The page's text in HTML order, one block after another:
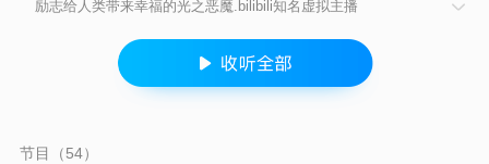
励志给人类带来幸福的光之恶魔.bilibili知名虚拟主播
节目（54）